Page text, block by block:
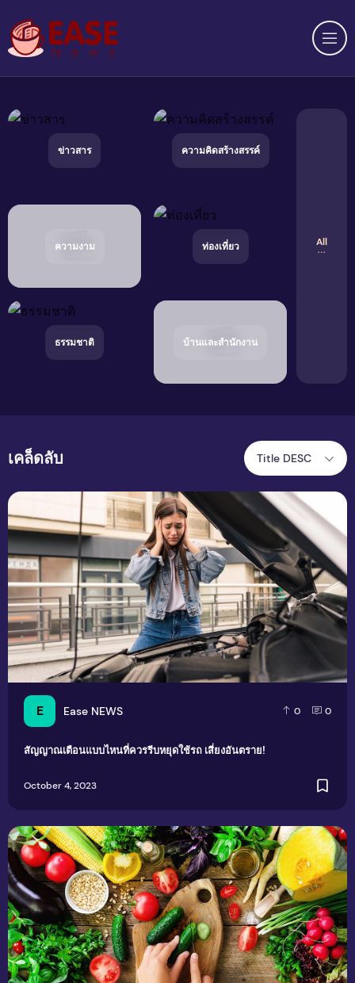
ข่าวสาร ความคิดสร้างสรรค์
ความงาม ท่องเที่ยว
ธรรมชาติ บ้านและสำนักงาน
All
เคล็ดลับ Title DESC
E Ease NEWS 0 0
สัญญาณเตือนแบบไหนที่ควรรีบหยุดใช้รถ เสี่ยงอันตราย!
October 4, 2023
สัญญาณเตือนแบบไหนที่ควรรีบหยุดใช้รถ เสี่ยงอันตราย!
12 ชนิดผักห้ามกินดิบ อันตรายถึงตายได้เลย